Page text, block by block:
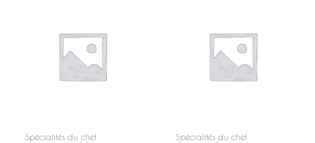
Spécialités du chef Spécialités du chef